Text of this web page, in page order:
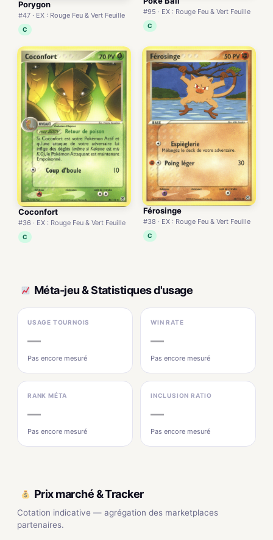
Porygon
#47 · EX : Rouge Feu & Vert Feuille
C
#95 · EX : Rouge Feu & Vert Feuille
C
Coconfort
#36 · EX : Rouge Feu & Vert Feuille
C
Férosinge
#38 · EX : Rouge Feu & Vert Feuille
C
Méta-jeu & Statistiques d'usage
USAGE TOURNOIS
—
Pas encore mesuré
WIN RATE
—
Pas encore mesuré
RANK MÉTA
—
Pas encore mesuré
INCLUSION RATIO
—
Pas encore mesuré
Prix marché & Tracker
Cotation indicative — agrégation des marketplaces
partenaires.